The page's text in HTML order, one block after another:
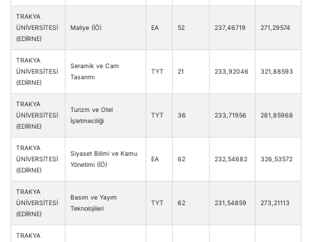
TRAKYA
ÜNİVERSİTESİ
(EDİRNE)
Maliye (İÖ) EA 52 237,46719 271,29574
TRAKYA
ÜNİVERSİTESİ
(EDİRNE)
Seramik ve Cam
Tasarımı
TYT 21 233,92046 321,88593
TRAKYA
ÜNİVERSİTESİ
(EDİRNE)
Turizm ve Otel
İşletmeciliği
TYT 36 233,71956 281,85968
TRAKYA
ÜNİVERSİTESİ
(EDİRNE)
Siyaset Bilimi ve Kamu
Yönetimi (İÖ)
EA 62 232,54682 326,53572
TRAKYA
ÜNİVERSİTESİ
(EDİRNE)
Basım ve Yayım
Teknolojileri
TYT 62 231,54859 273,21113
TRAKYA